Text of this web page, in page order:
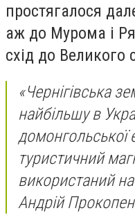
простягалося
аж до Мурома і
схід до Великого
«Чернігівська
найбільшу в
домонгольської
туристичний
використаний
Андрій